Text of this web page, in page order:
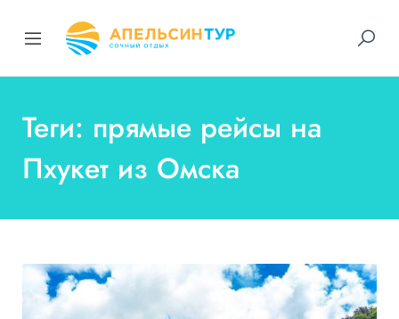
Теги: прямые рейсы на
Пхукет из Омска